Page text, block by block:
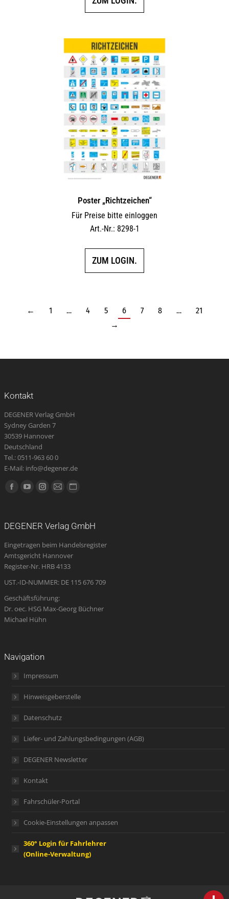
Poster „Richtzeichen“
Für Preise bitte einloggen
Art.-Nr.: 8298-1
ZUM LOGIN.
← 1 … 4 5 6 7 8 …
21
→
Kontakt
DEGENER Verlag GmbH
Sydney Garden 7
30539 Hannover
Deutschland
Tel.: 0511-963 60 0
E-Mail: info@degener.de
Finden Sie uns auf:
Facebook
new
window
YouTube
new
window
Instagram
new
window
E-
opens
in
new
Website
new
DEGENER Verlag GmbH
Eingetragen beim Handelsregister
Amtsgericht Hannover
Register-Nr. HRB 4133
UST.-ID-NUMMER: DE 115 676 709
Geschäftsführung:
Dr. oec. HSG Max-Georg Büchner
Michael Hühn
Navigation
Impressum
Hinweisgeberstelle
Datenschutz
Liefer- und Zahlungsbedingungen (AGB)
DEGENER Newsletter
Kontakt
Fahrschüler-Portal
Cookie-Einstellungen anpassen
360° Login für Fahrlehrer
(Online-Verwaltung)